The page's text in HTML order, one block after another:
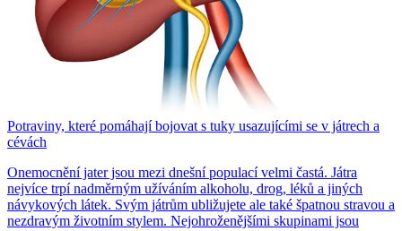
Potraviny, které pomáhají bojovat s tuky usazujícími se v játrech a
cévách
Onemocnění jater jsou mezi dnešní populací velmi častá. Játra
nejvíce trpí nadměrným užíváním alkoholu, drog, léků a jiných
návykových látek. Svým játrům ubližujete ale také špatnou stravou a
nezdravým životním stylem. Nejohroženějšími skupinami jsou